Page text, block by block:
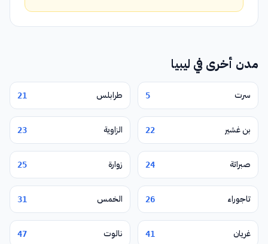
مدن أخرى في ليبيا
سرت 5 طرابلس 21
بن غشير 22 الزاوية 23
صبراتة 24 زوارة 25
تاجوراء 26 الخمس 31
غريان 41 نالوت 47